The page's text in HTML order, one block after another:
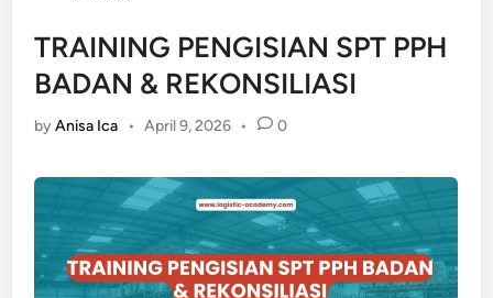
TRAINING PENGISIAN SPT PPH
BADAN & REKONSILIASI
byAnisa Ica • April 9, 2026 • 0